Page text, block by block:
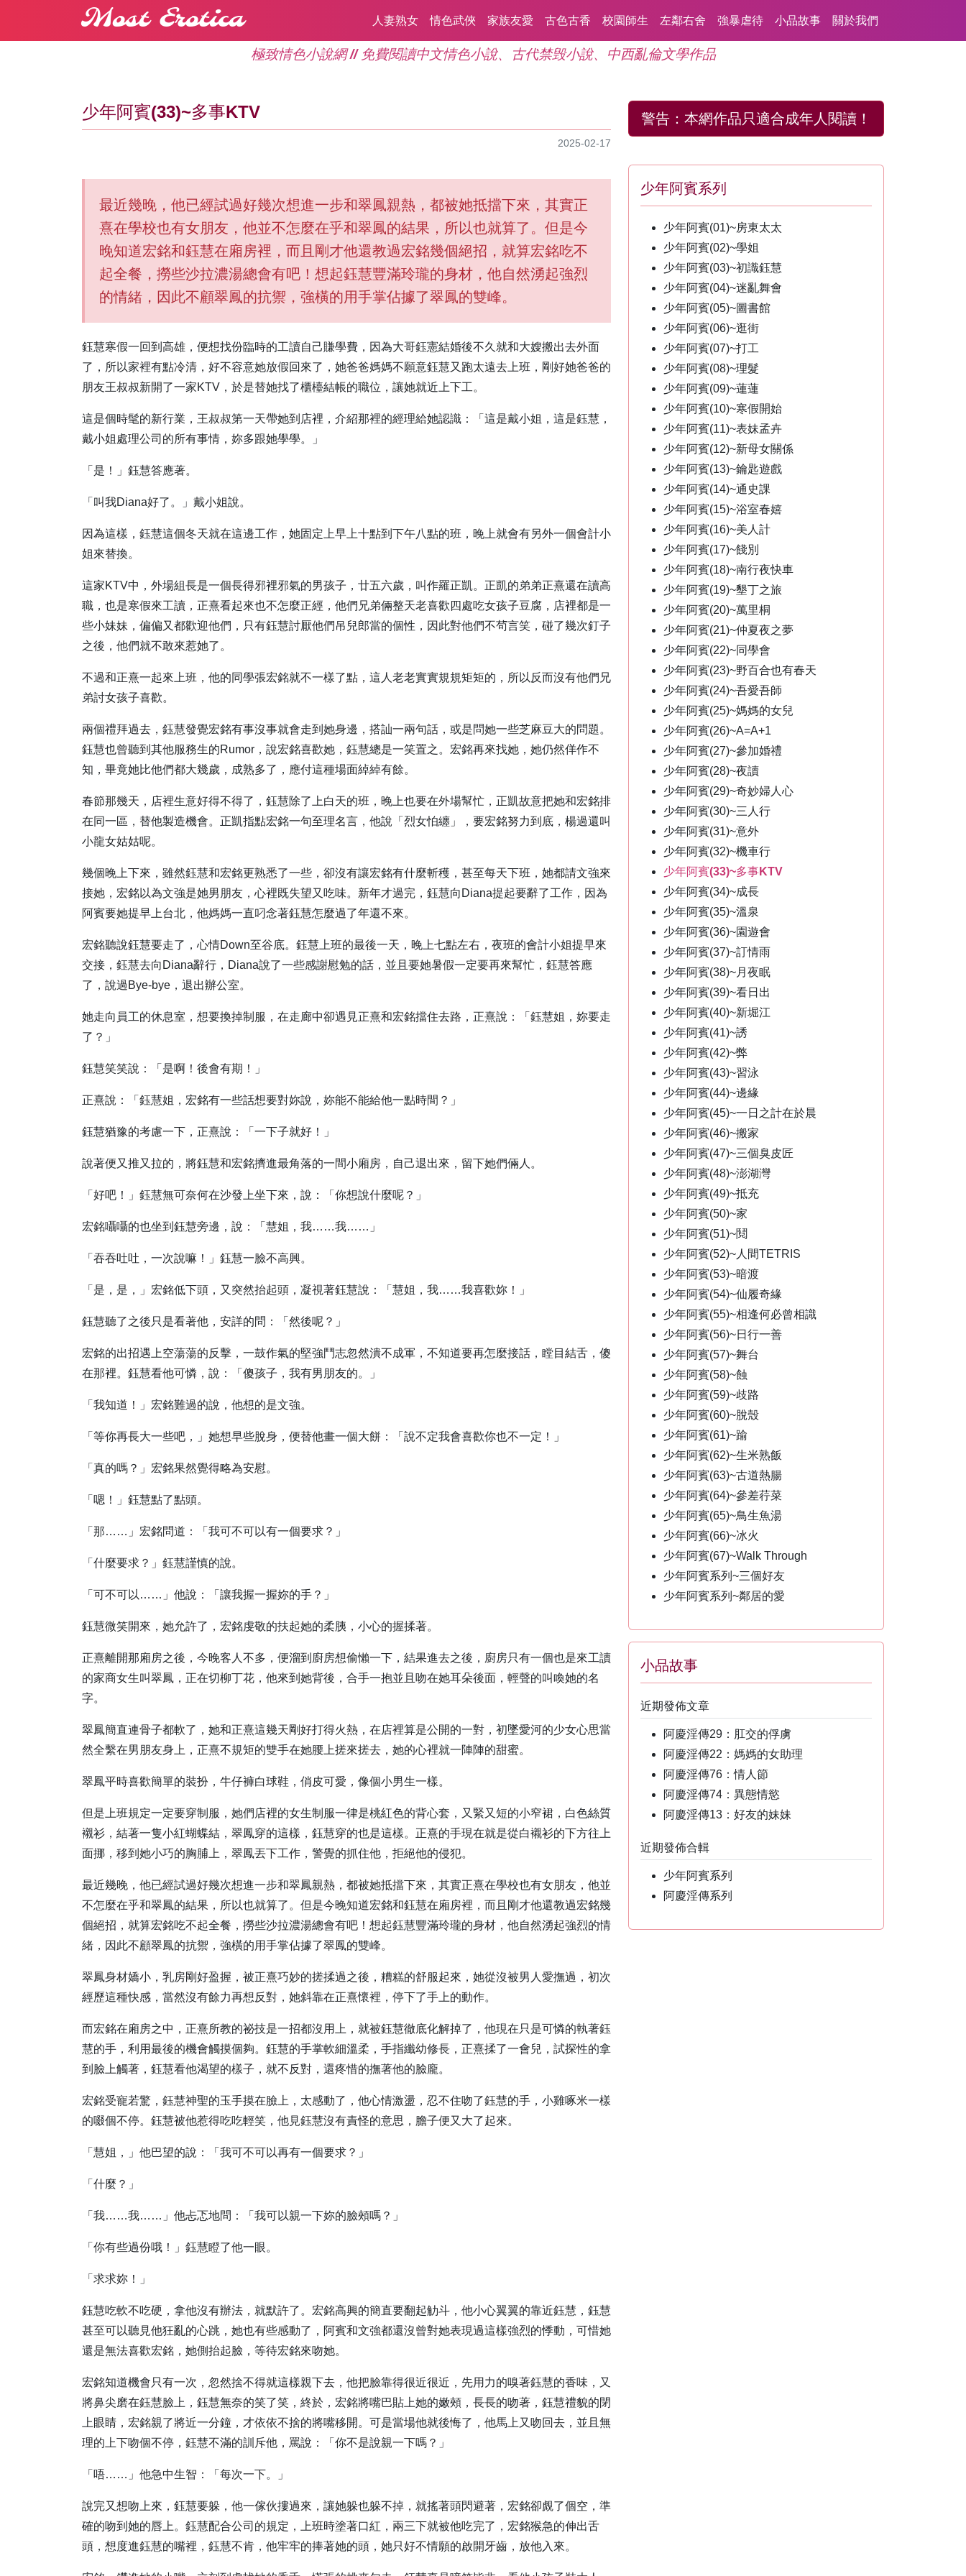
Most Erotica 人妻熟女 情色武俠 家族友愛 古色古香 校園師生 左鄰右舍 強暴虐待 小品故事 關於我們
極致情色小說網 // 免費閱讀中文情色小說、古代禁毁小說、中西亂倫文學作品
警告： 本網作品只適合成年人閱讀！
少年阿賓(33)~多事KTV
2025-02-17
最近幾晚，他已經試過好幾次想進一步和翠鳳親熱，都被她抵擋下來，其實正
熹在學校也有女朋友，他並不怎麼在乎和翠鳳的結果，所以也就算了。但是今
晚知道宏銘和鈺慧在廂房裡，而且剛才他還教過宏銘幾個絕招，就算宏銘吃不
起全餐，撈些沙拉濃湯總會有吧！想起鈺慧豐滿玲瓏的身材，他自然湧起強烈
的情緒，因此不顧翠鳳的抗禦，強橫的用手掌佔據了翠鳳的雙峰。
鈺慧寒假一回到高雄，便想找份臨時的工讀自己賺學費，因為大哥鈺憲結婚後不久就和大嫂搬出去外面
了，所以家裡有點冷清，好不容意她放假回來了，她爸爸媽媽不願意鈺慧又跑太遠去上班，剛好她爸爸的
朋友王叔叔新開了一家KTV，於是替她找了櫃檯結帳的職位，讓她就近上下工。
這是個時髦的新行業，王叔叔第一天帶她到店裡，介紹那裡的經理給她認識：「這是戴小姐，這是鈺慧，
戴小姐處理公司的所有事情，妳多跟她學學。」
「是！」鈺慧答應著。
「叫我Diana好了。」戴小姐說。
因為這樣，鈺慧這個冬天就在這邊工作，她固定上早上十點到下午八點的班，晚上就會有另外一個會計小
姐來替換。
這家KTV中，外場組長是一個長得邪裡邪氣的男孩子，廿五六歲，叫作羅正凱。正凱的弟弟正熹還在讀高
職，也是寒假來工讀，正熹看起來也不怎麼正經，他們兄弟倆整天老喜歡四處吃女孩子豆腐，店裡都是一
些小妹妹，偏偏又都歡迎他們，只有鈺慧討厭他們吊兒郎當的個性，因此對他們不茍言笑，碰了幾次釘子
之後，他們就不敢來惹她了。
不過和正熹一起來上班，他的同學張宏銘就不一樣了點，這人老老實實規規矩矩的，所以反而沒有他們兄
弟討女孩子喜歡。
兩個禮拜過去，鈺慧發覺宏銘有事沒事就會走到她身邊，搭訕一兩句話，或是問她一些芝麻豆大的問題。
鈺慧也曾聽到其他服務生的Rumor，說宏銘喜歡她，鈺慧總是一笑置之。宏銘再來找她，她仍然佯作不
知，畢竟她比他們都大幾歲，成熟多了，應付這種場面綽綽有餘。
春節那幾天，店裡生意好得不得了，鈺慧除了上白天的班，晚上也要在外場幫忙，正凱故意把她和宏銘排
在同一區，替他製造機會。正凱指點宏銘一句至理名言，他說「烈女怕纏」，要宏銘努力到底，楊過還叫
小龍女姑姑呢。
幾個晚上下來，雖然鈺慧和宏銘更熟悉了一些，卻沒有讓宏銘有什麼斬穫，甚至每天下班，她都請文強來
接她，宏銘以為文強是她男朋友，心裡既失望又吃味。新年才過完，鈺慧向Diana提起要辭了工作，因為
阿賓要她提早上台北，他媽媽一直叼念著鈺慧怎麼過了年還不來。
宏銘聽說鈺慧要走了，心情Down至谷底。鈺慧上班的最後一天，晚上七點左右，夜班的會計小姐提早來
交接，鈺慧去向Diana辭行，Diana說了一些感謝慰勉的話，並且要她暑假一定要再來幫忙，鈺慧答應
了，說過Bye-bye，退出辦公室。
她走向員工的休息室，想要換掉制服，在走廊中卻遇見正熹和宏銘擋住去路，正熹說：「鈺慧姐，妳要走
了？」
鈺慧笑笑說：「是啊！後會有期！」
正熹說：「鈺慧姐，宏銘有一些話想要對妳說，妳能不能給他一點時間？」
鈺慧猶豫的考慮一下，正熹說：「一下子就好！」
說著便又推又拉的，將鈺慧和宏銘擠進最角落的一間小廂房，自己退出來，留下她們倆人。
「好吧！」鈺慧無可奈何在沙發上坐下來，說：「你想說什麼呢？」
宏銘囁囁的也坐到鈺慧旁邊，說：「慧姐，我……我……」
「吞吞吐吐，一次說嘛！」鈺慧一臉不高興。
「是，是，」宏銘低下頭，又突然抬起頭，凝視著鈺慧說：「慧姐，我……我喜歡妳！」
鈺慧聽了之後只是看著他，安詳的問：「然後呢？」
宏銘的出招遇上空蕩蕩的反擊，一鼓作氣的堅強鬥志忽然潰不成軍，不知道要再怎麼接話，瞠目結舌，傻
在那裡。鈺慧看他可憐，說：「傻孩子，我有男朋友的。」
「我知道！」宏銘難過的說，他想的是文強。
「等你再長大一些吧，」她想早些脫身，便替他畫一個大餅：「說不定我會喜歡你也不一定！」
「真的嗎？」宏銘果然覺得略為安慰。
「嗯！」鈺慧點了點頭。
「那……」宏銘問道：「我可不可以有一個要求？」
「什麼要求？」鈺慧謹慎的說。
「可不可以……」他說：「讓我握一握妳的手？」
鈺慧微笑開來，她允許了，宏銘虔敬的扶起她的柔胰，小心的握揉著。
正熹離開那廂房之後，今晚客人不多，便溜到廚房想偷懶一下，結果進去之後，廚房只有一個也是來工讀
的家商女生叫翠鳳，正在切柳丁花，他來到她背後，合手一抱並且吻在她耳朵後面，輕聲的叫喚她的名
字。
翠鳳簡直連骨子都軟了，她和正熹這幾天剛好打得火熱，在店裡算是公開的一對，初墜愛河的少女心思當
然全繫在男朋友身上，正熹不規矩的雙手在她腰上搓來搓去，她的心裡就一陣陣的甜蜜。
翠鳳平時喜歡簡單的裝扮，牛仔褲白球鞋，俏皮可愛，像個小男生一樣。
但是上班規定一定要穿制服，她們店裡的女生制服一律是桃紅色的背心套，又緊又短的小窄裙，白色絲質
襯衫，結著一隻小紅蝴蝶結，翠鳳穿的這樣，鈺慧穿的也是這樣。正熹的手現在就是從白襯衫的下方往上
面挪，移到她小巧的胸脯上，翠鳳丟下工作，警覺的抓住他，拒絕他的侵犯。
最近幾晚，他已經試過好幾次想進一步和翠鳳親熱，都被她抵擋下來，其實正熹在學校也有女朋友，他並
不怎麼在乎和翠鳳的結果，所以也就算了。但是今晚知道宏銘和鈺慧在廂房裡，而且剛才他還教過宏銘幾
個絕招，就算宏銘吃不起全餐，撈些沙拉濃湯總會有吧！想起鈺慧豐滿玲瓏的身材，他自然湧起強烈的情
緒，因此不顧翠鳳的抗禦，強橫的用手掌佔據了翠鳳的雙峰。
翠鳳身材嬌小，乳房剛好盈握，被正熹巧妙的搓揉過之後，糟糕的舒服起來，她從沒被男人愛撫過，初次
經歷這種快感，當然沒有餘力再想反對，她斜靠在正熹懷裡，停下了手上的動作。
而宏銘在廂房之中，正熹所教的祕技是一招都沒用上，就被鈺慧徹底化解掉了，他現在只是可憐的執著鈺
慧的手，利用最後的機會觸摸個夠。鈺慧的手掌軟細溫柔，手指纖幼修長，正熹揉了一會兒，試探性的拿
到臉上觸著，鈺慧看他渴望的樣子，就不反對，還疼惜的撫著他的臉龐。
宏銘受寵若驚，鈺慧神聖的玉手摸在臉上，太感動了，他心情激盪，忍不住吻了鈺慧的手，小雞啄米一樣
的啜個不停。鈺慧被他惹得吃吃輕笑，他見鈺慧沒有責怪的意思，膽子便又大了起來。
「慧姐，」他巴望的說：「我可不可以再有一個要求？」
「什麼？」
「我……我……」他忐忑地問：「我可以親一下妳的臉頰嗎？」
「你有些過份哦！」鈺慧瞪了他一眼。
「求求妳！」
鈺慧吃軟不吃硬，拿他沒有辦法，就默許了。宏銘高興的簡直要翻起觔斗，他小心翼翼的靠近鈺慧，鈺慧
甚至可以聽見他狂亂的心跳，她也有些感動了，阿賓和文強都還沒曾對她表現過這樣強烈的悸動，可惜她
還是無法喜歡宏銘，她側抬起臉，等待宏銘來吻她。
宏銘知道機會只有一次，忽然捨不得就這樣親下去，他把臉靠得很近很近，先用力的嗅著鈺慧的香味，又
將鼻尖磨在鈺慧臉上，鈺慧無奈的笑了笑，終於，宏銘將嘴巴貼上她的嫩頰，長長的吻著，鈺慧禮貌的閉
上眼睛，宏銘親了將近一分鐘，才依依不捨的將嘴移開。可是當場他就後悔了，他馬上又吻回去，並且無
理的上下吻個不停，鈺慧不滿的訓斥他，罵說：「你不是說親一下嗎？」
「唔……」他急中生智：「每次一下。」
說完又想吻上來，鈺慧要躲，他一傢伙摟過來，讓她躲也躲不掉，就搖著頭閃避著，宏銘卻覤了個空，準
確的吻到她的唇上。鈺慧配合公司的規定，上班時塗著口紅，兩三下就被他吃完了，宏銘猴急的伸出舌
頭，想度進鈺慧的嘴裡，鈺慧不肯，他牢牢的捧著她的頭，她只好不情願的啟開牙齒，放他入來。
少年阿賓系列
少年阿賓(01)~房東太太
少年阿賓(02)~學姐
少年阿賓(03)~初識鈺慧
少年阿賓(04)~迷亂舞會
少年阿賓(05)~圖書館
少年阿賓(06)~逛街
少年阿賓(07)~打工
少年阿賓(08)~理髮
少年阿賓(09)~蓮蓮
少年阿賓(10)~寒假開始
少年阿賓(11)~表妹孟卉
少年阿賓(12)~新母女關係
少年阿賓(13)~鑰匙遊戲
少年阿賓(14)~通史課
少年阿賓(15)~浴室春嬉
少年阿賓(16)~美人計
少年阿賓(17)~餞別
少年阿賓(18)~南行夜快車
少年阿賓(19)~墾丁之旅
少年阿賓(20)~萬里桐
少年阿賓(21)~仲夏夜之夢
少年阿賓(22)~同學會
少年阿賓(23)~野百合也有春天
少年阿賓(24)~吾愛吾師
少年阿賓(25)~媽媽的女兒
少年阿賓(26)~A=A+1
少年阿賓(27)~參加婚禮
少年阿賓(28)~夜讀
少年阿賓(29)~奇妙婦人心
少年阿賓(30)~三人行
少年阿賓(31)~意外
少年阿賓(32)~機車行
少年阿賓(33)~多事KTV
少年阿賓(34)~成長
少年阿賓(35)~溫泉
少年阿賓(36)~園遊會
少年阿賓(37)~訂情雨
少年阿賓(38)~月夜眠
少年阿賓(39)~看日出
少年阿賓(40)~新堀江
少年阿賓(41)~誘
少年阿賓(42)~弊
少年阿賓(43)~習泳
少年阿賓(44)~邊緣
少年阿賓(45)~一日之計在於晨
少年阿賓(46)~搬家
少年阿賓(47)~三個臭皮匠
少年阿賓(48)~澎湖灣
少年阿賓(49)~抵充
少年阿賓(50)~家
少年阿賓(51)~鬩
少年阿賓(52)~人間TETRIS
少年阿賓(53)~暗渡
少年阿賓(54)~仙履奇緣
少年阿賓(55)~相逢何必曾相識
少年阿賓(56)~日行一善
少年阿賓(57)~舞台
少年阿賓(58)~蝕
少年阿賓(59)~歧路
少年阿賓(60)~脫殼
少年阿賓(61)~踰
少年阿賓(62)~生米熟飯
少年阿賓(63)~古道熱腸
少年阿賓(64)~參差荇菜
少年阿賓(65)~鳥生魚湯
少年阿賓(66)~冰火
少年阿賓(67)~Walk Through
少年阿賓系列~三個好友
少年阿賓系列~鄰居的愛
小品故事
近期發佈文章
阿慶淫傳29：肛交的俘虜
阿慶淫傳22：媽媽的女助理
阿慶淫傳76：情人節
阿慶淫傳74：異態情慾
阿慶淫傳13：好友的妹妹
近期發佈合輯
少年阿賓系列
阿慶淫傳系列